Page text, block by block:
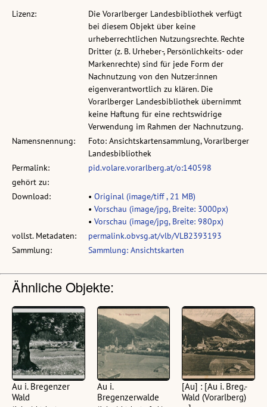
Lizenz:
Die Vorarlberger Landesbibliothek verfügt
bei diesem Objekt über keine
urheberrechtlichen Nutzungsrechte. Rechte
Dritter (z. B. Urheber-, Persönlichkeits- oder
Markenrechte) sind für jede Form der
Nachnutzung von den Nutzer:innen
eigenverantwortlich zu klären. Die
Vorarlberger Landesbibliothek übernimmt
keine Haftung für eine rechtswidrige
Verwendung im Rahmen der Nachnutzung.
Namensnennung:
Foto: Ansichtskartensammlung, Vorarlberger
Landesbibliothek
Permalink:
pid.volare.vorarlberg.at/o:140598
gehört zu:
Download:
• Original (image/tiff , 21 MB)
• Vorschau (image/jpg, Breite: 3000px)
• Vorschau (image/jpg, Breite: 980px)
vollst. Metadaten:
permalink.obvsg.at/vlb/VLB2393193
Sammlung:
Sammlung: Ansichtskarten
Ähnliche Objekte:
Au i. Bregenzer
Wald
Au i.
Bregenzerwalde
[Au] : [Au i. Breg.-
Wald (Vorarlberg)